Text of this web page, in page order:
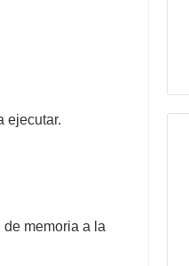
ejecutar.
memoria a la